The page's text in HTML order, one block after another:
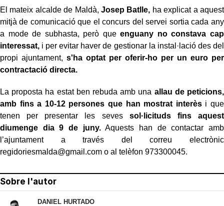
El mateix alcalde de Maldà, Josep Batlle, ha explicat a aquest
mitjà de comunicació que el concurs del servei sortia cada any
a mode de subhasta, però queenguany no constava cap
interessat, i per evitar haver de gestionar la instal·lació des del
propi ajuntament, s'ha optat per oferir-ho per un euro per
contractació directa.
La proposta ha estat ben rebuda amb una allau de peticions,
amb fins a 10-12 persones que han mostrat interèsi que
tenen per presentar les seves sol·licituds fins aquest
diumenge dia 9 de juny.Aquests han de contactar amb
l’ajuntament a través del correu electrònic
regidoriesmalda@gmail.com o al telèfon 973300045.
Sobre l'autor
DANIEL HURTADO